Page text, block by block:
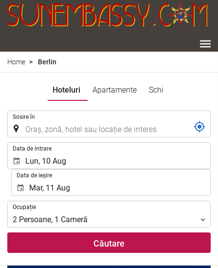
Home Berlin
Hoteluri Apartamente Schi
Sosire în
Data de intrare
Data de ieșire
Ocupație
Ocupație
2 Persoane, 1 Cameră
Căutare